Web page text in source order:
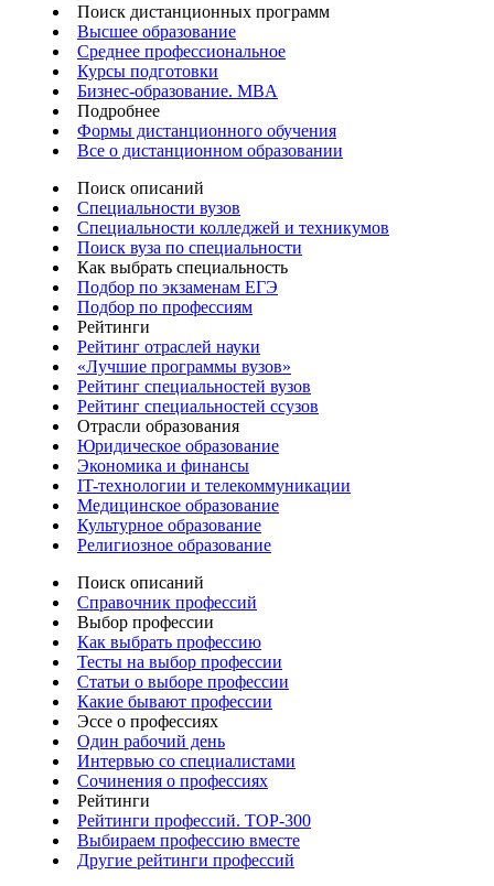
Поиск дистанционных программ
Высшее образование
Среднее профессиональное
Курсы подготовки
Бизнес-образование. MBA
Подробнее
Формы дистанционного обучения
Все о дистанционном образовании
Поиск описаний
Специальности вузов
Специальности колледжей и техникумов
Поиск вуза по специальности
Как выбрать специальность
Подбор по экзаменам ЕГЭ
Подбор по профессиям
Рейтинги
Рейтинг отраслей науки
«Лучшие программы вузов»
Рейтинг специальностей вузов
Рейтинг специальностей ссузов
Отрасли образования
Юридическое образование
Экономика и финансы
IT-технологии и телекоммуникации
Медицинское образование
Культурное образование
Религиозное образование
Поиск описаний
Справочник профессий
Выбор профессии
Как выбрать профессию
Тесты на выбор профессии
Статьи о выборе профессии
Какие бывают профессии
Эссе о профессиях
Один рабочий день
Интервью со специалистами
Сочинения о профессиях
Рейтинги
Рейтинги профессий. TOP-300
Выбираем профессию вместе
Другие рейтинги профессий